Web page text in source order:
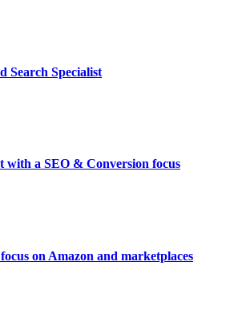
Search Specialist
with a SEO & Conversion focus
on Amazon and marketplaces